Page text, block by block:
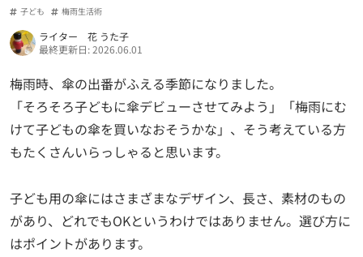
子ども 梅雨生活術
ライター 花 うた子
最終更新日: 2026.06.01
梅雨時、傘の出番がふえる季節になりました。
「そろそろ子どもに傘デビューさせてみよう」「梅雨にむ
けて子どもの傘を買いなおそうかな」、そう考えている方
もたくさんいらっしゃると思います。
子ども用の傘にはさまざまなデザイン、長さ、素材のもの
があり、どれでもOKというわけではありません。選び方に
はポイントがあります。